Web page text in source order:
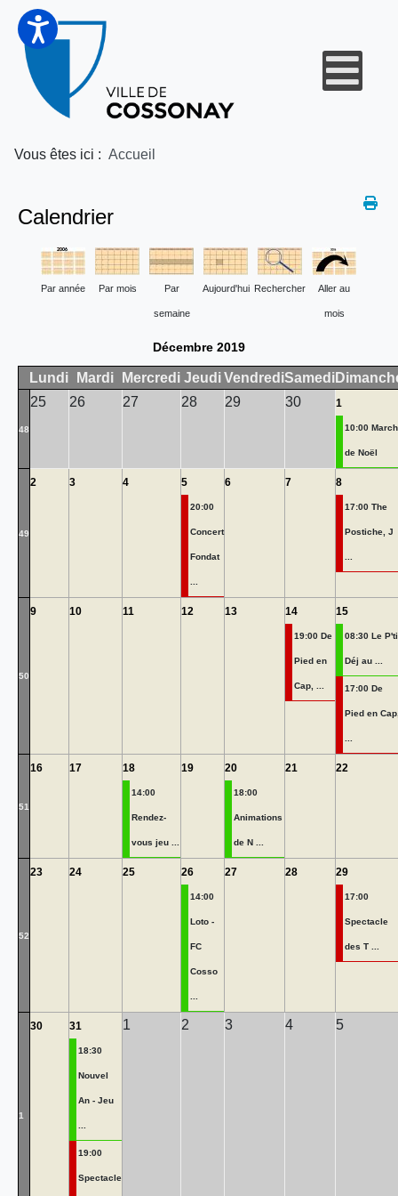
Vous êtes ici : Accueil
Calendrier
Par année Par mois Par
semaine
Aujourd'hui Rechercher Aller au
mois
Décembre 2019
Lundi Mardi Mercredi Jeudi VendrediSamedi
48
25 26 27 28 29 30 1
10:00
de Noël
49
2 3 4 5
20:00
Concert
Fondat
6 7 8
17:00 The
Postiche, J
50
9 10 11 12 13 14
19:00 De
Pied en
Cap, ...
15
08:30 Le
Déj au ...
17:00 De
Pied en
51
16 17 18
14:00
Rendez-
vous jeu ...
19 20
18:00
Animations
de N ...
21 22
52
23 24 25 26
14:00
Loto -
FC
Cosso
27 28 29
17:00
Spectacle
des T ...
1
30 31
18:30
Nouvel
An - Jeu
19:00
Spectacle
1 2 3 4 5